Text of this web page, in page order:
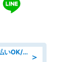
＞
検品・検査/未経験OK/高収入/日払いOK/交替制/20・30・40代活躍中